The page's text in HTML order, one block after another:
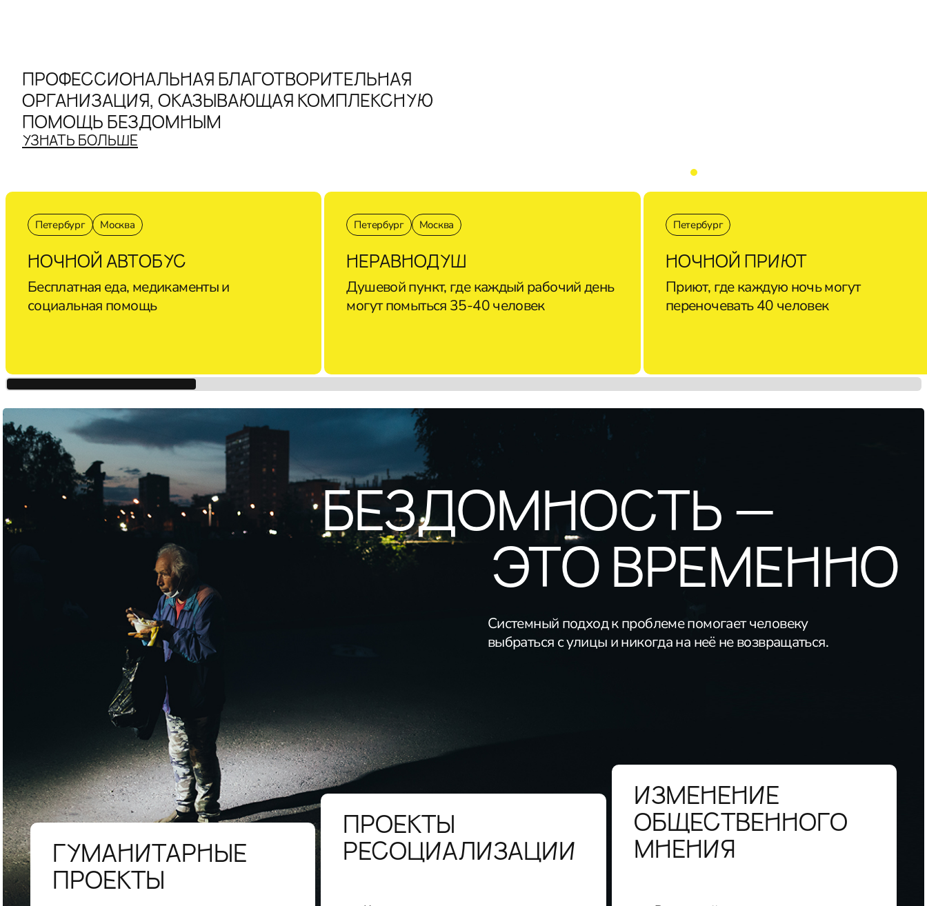
ПРОФЕССИОНАЛЬНАЯ БЛАГОТВОРИТЕЛЬНАЯ
ОРГАНИЗАЦИЯ, ОКАЗЫВАЮЩАЯ КОМПЛЕКСНУЮ
ПОМОЩЬ БЕЗДОМНЫМ
УЗНАТЬ БОЛЬШЕ
Петербург Москва
НОЧНОЙ АВТОБУС
Бесплатная еда, медикаменты и
социальная помощь
Петербург Москва
НЕРАВНОДУШ
Душевой пункт, где каждый рабочий день
могут помыться 35-40 человек
Петербург
НОЧНОЙ ПРИЮТ
Приют, где каждую ночь могут
переночевать 40 человек
БЕЗДОМНОСТЬ —
ЭТО ВРЕМЕННО
Системный подход к проблеме помогает человеку
выбраться с улицы и никогда на неё не возвращаться.
ГУМАНИТАРНЫЕ
ПРОЕКТЫ
ПРОЕКТЫ
РЕСОЦИАЛИЗАЦИИ
ИЗМЕНЕНИЕ
ОБЩЕСТВЕННОГО
МНЕНИЯ